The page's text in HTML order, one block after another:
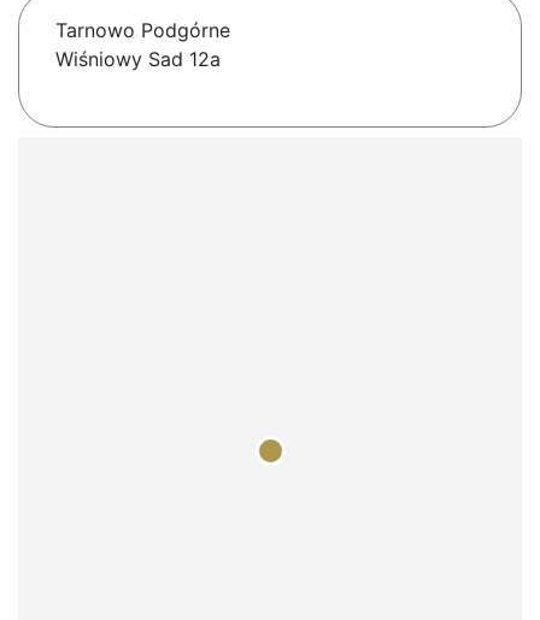
Tarnowo Podgórne
Wiśniowy Sad 12a